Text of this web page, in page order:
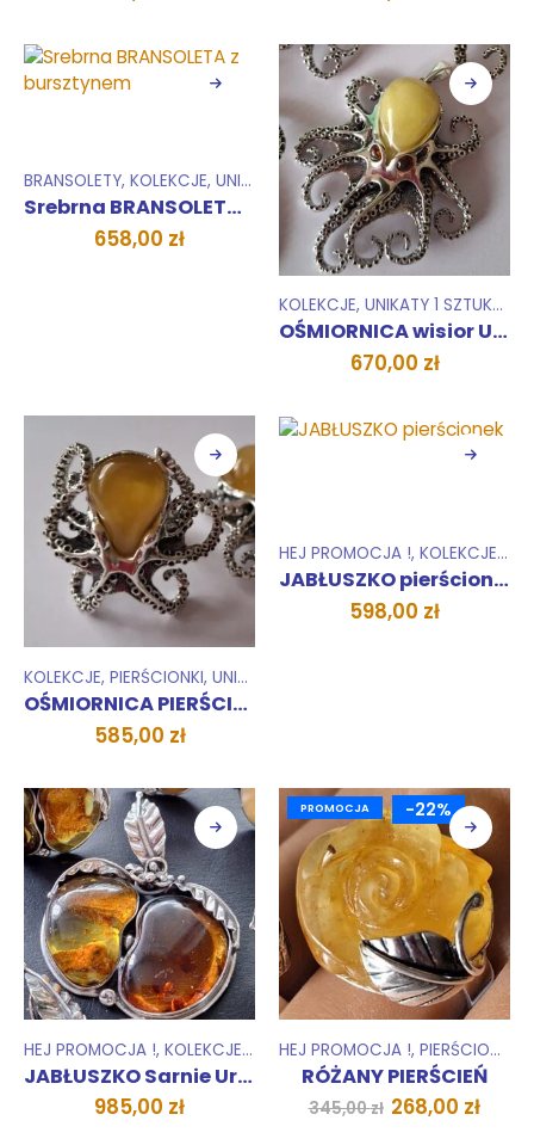
650,00 650,00
BRANSOLETY,KOLEKCJE,UNIKATY 1 SZTUKA
658,00 zł
KOLEKCJE,UNIKATY 1 SZTUKA
670,00 zł
KOLEKCJE,PIERŚCIONKI,UNIKATY 1 SZTUKA
585,00 zł
HEJ PROMOCJA !,KOLEKCJE
598,00 zł
HEJ PROMOCJA ! KOLEKCJE UNIKATY 1 SZTUKA ,WISIORKI
JABŁUSZKO Sarnie Uroczysko
985,00 zł
PROMOCJA -22%
HEJ PROMOCJA !,PIERŚCIONKI
RÓŻANY PIERŚCIEŃ
Pierwotna
268,00 zł